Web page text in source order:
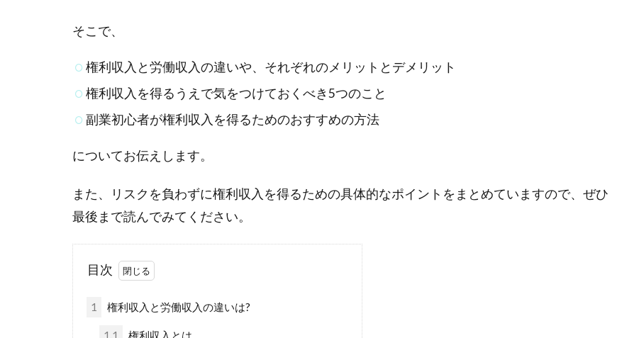
そこで、
権利収入と労働収入の違いや、それぞれのメリットとデメリット
権利収入を得るうえで気をつけておくべき5つのこと
副業初心者が権利収入を得るためのおすすめの方法
についてお伝えします。
また、リスクを負わずに権利収入を得るための具体的なポイントをまとめていますので、ぜひ
最後まで読んでみてください。
目次
1 権利収入と労働収入の違いは?
1.1 権利収入とは